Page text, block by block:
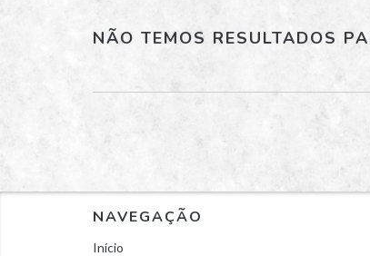
NÃO TEMOS RESULTADOS
NAVEGAÇÃO
Início